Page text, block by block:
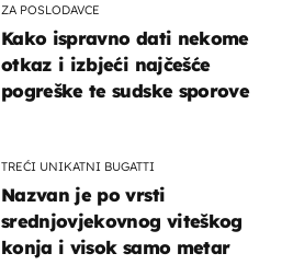
ZA POSLODAVCE
Kako ispravno dati nekome
otkaz i izbjeći najčešće
pogreške te sudske sporove
TREĆI UNIKATNI BUGATTI
Nazvan je po vrsti
srednjovjekovnog viteškog
konja i visok samo metar